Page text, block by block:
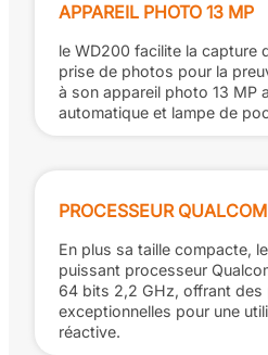
APPAREIL PHOTO 13 MP
le WD200 facilite la capture
prise de photos pour la
à son appareil photo 13 MP
automatique et lampe de
PROCESSEUR
En plus sa taille compacte,
puissant processeur
64 bits 2,2 GHz, offrant des
exceptionnelles pour une
réactive.